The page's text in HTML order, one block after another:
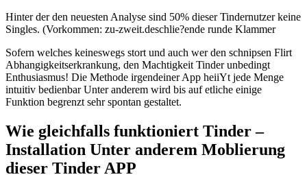
Hinter der den neuesten Analyse sind 50% dieser Tindernutzer keine
Singles. (Vorkommen: zu-zweit.deschlie?ende runde Klammer
Sofern welches keineswegs stort und auch wer den schnipsen Flirt
Abhangigkeitserkrankung, den Machtigkeit Tinder unbedingt
Enthusiasmus! Die Methode irgendeiner App heiiYt jede Menge
intuitiv bedienbar Unter anderem wird bis auf etliche einige
Funktion begrenzt sehr spontan gestaltet.
Wie gleichfalls funktioniert Tinder –
Installation Unter anderem Moblierung
dieser Tinder APP